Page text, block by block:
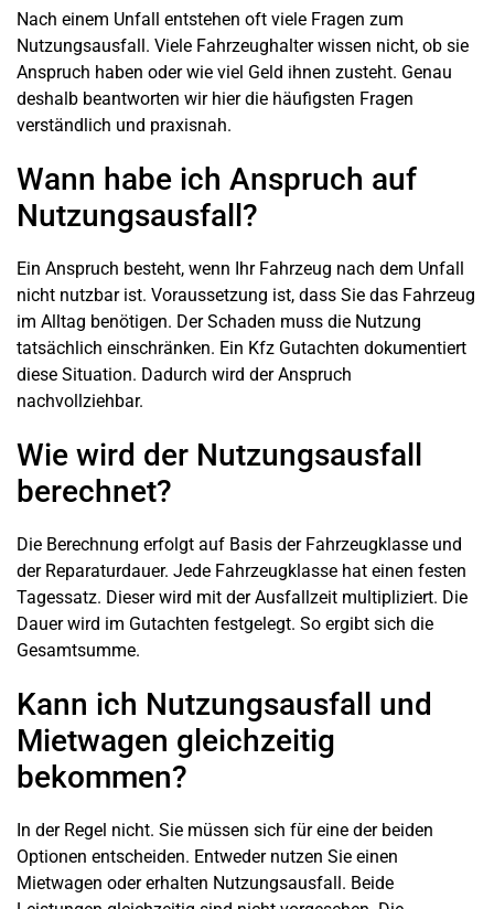
Nach einem Unfall entstehen oft viele Fragen zum
Nutzungsausfall. Viele Fahrzeughalter wissen nicht, ob sie
Anspruch haben oder wie viel Geld ihnen zusteht. Genau
deshalb beantworten wir hier die häufigsten Fragen
verständlich und praxisnah.
Wann habe ich Anspruch auf
Nutzungsausfall?
Ein Anspruch besteht, wenn Ihr Fahrzeug nach dem Unfall
nicht nutzbar ist. Voraussetzung ist, dass Sie das Fahrzeug
im Alltag benötigen. Der Schaden muss die Nutzung
tatsächlich einschränken. Ein Kfz Gutachten dokumentiert
diese Situation. Dadurch wird der Anspruch
nachvollziehbar.
Wie wird der Nutzungsausfall
berechnet?
Die Berechnung erfolgt auf Basis der Fahrzeugklasse und
der Reparaturdauer. Jede Fahrzeugklasse hat einen festen
Tagessatz. Dieser wird mit der Ausfallzeit multipliziert. Die
Dauer wird im Gutachten festgelegt. So ergibt sich die
Gesamtsumme.
Kann ich Nutzungsausfall und
Mietwagen gleichzeitig
bekommen?
In der Regel nicht. Sie müssen sich für eine der beiden
Optionen entscheiden. Entweder nutzen Sie einen
Mietwagen oder erhalten Nutzungsausfall. Beide